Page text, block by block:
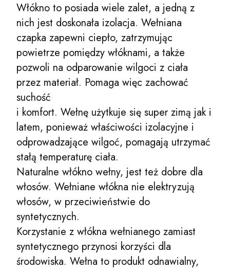
Włókno to posiada wiele zalet, a jedną z
nich jest doskonała izolacja. Wełniana
czapka zapewni ciepło, zatrzymując
powietrze pomiędzy włóknami, a także
pozwoli na odparowanie wilgoci z ciała
przez materiał. Pomaga więc zachować
suchość
i komfort. Wełnę użytkuje się super zimą jak i
latem, ponieważ właściwości izolacyjne i
odprowadzające wilgoć, pomagają utrzymać
stałą temperaturę ciała.
Naturalne włókno wełny, jest też dobre dla
włosów. Wełniane włókna nie elektryzują
włosów, w przeciwieństwie do
syntetycznych.
Korzystanie z włókna wełnianego zamiast
syntetycznego przynosi korzyści dla
środowiska. Wełna to produkt odnawialny,